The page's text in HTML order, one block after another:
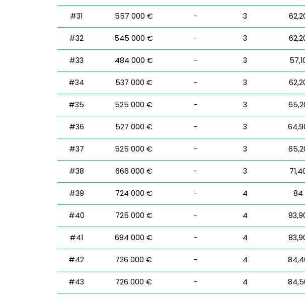
#31 557 000 € - 3
#32 545 000 € - 3
#33 484 000 € - 3
#34 537 000 € - 3
#35 525 000 € - 3
#36 527 000 € - 3
#37 525 000 € - 3
#38 666 000 € - 3
#39 724 000 € - 4 84
#40 725 000 € - 4
#41 684 000 € - 4
#42 726 000 € - 4
#43 726 000 € - 4